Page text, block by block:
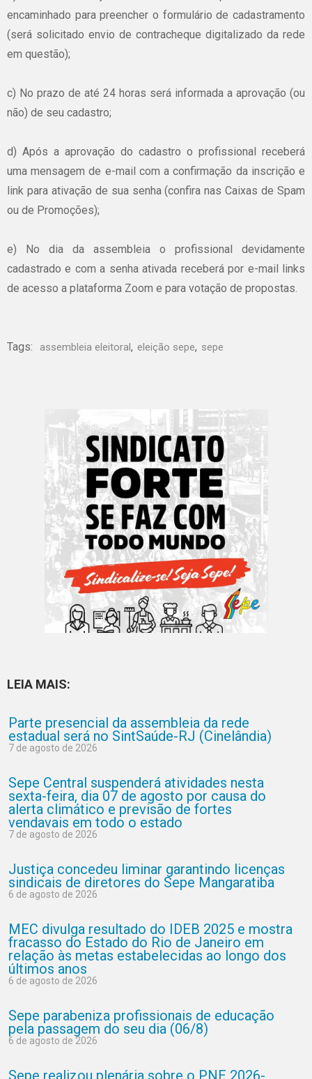
encaminhado para preencher o formulário de cadastramento
(será solicitado envio de contracheque digitalizado da rede
em questão);
c) No prazo de até 24 horas será informada a aprovação (ou
não) de seu cadastro;
d) Após a aprovação do cadastro o profissional receberá
uma mensagem de e-mail com a confirmação da inscrição e
link para ativação de sua senha (confira nas Caixas de Spam
ou de Promoções);
e) No dia da assembleia o profissional devidamente
cadastrado e com a senha ativada receberá por e-mail links
de acesso a plataforma Zoom e para votação de propostas.
Tags: assembleia eleitoral, eleição sepe, sepe
LEIA MAIS:
Parte presencial da assembleia da rede
estadual será no SintSaúde-RJ (Cinelândia)
7 de agosto de 2026
Sepe Central suspenderá atividades nesta
sexta-feira, dia 07 de agosto por causa do
alerta climático e previsão de fortes
vendavais em todo o estado
7 de agosto de 2026
Justiça concedeu liminar garantindo licenças
sindicais de diretores do Sepe Mangaratiba
6 de agosto de 2026
MEC divulga resultado do IDEB 2025 e mostra
fracasso do Estado do Rio de Janeiro em
relação às metas estabelecidas ao longo dos
últimos anos
6 de agosto de 2026
Sepe parabeniza profissionais de educação
pela passagem do seu dia (06/8)
6 de agosto de 2026
Sepe realizou plenária sobre o PNE 2026-